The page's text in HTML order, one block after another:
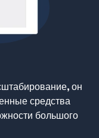
он
средства
большого